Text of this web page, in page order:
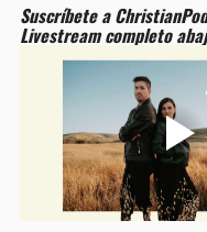
Suscríbete a
Livestream completo